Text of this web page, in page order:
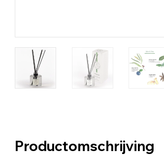
Productomschrijving